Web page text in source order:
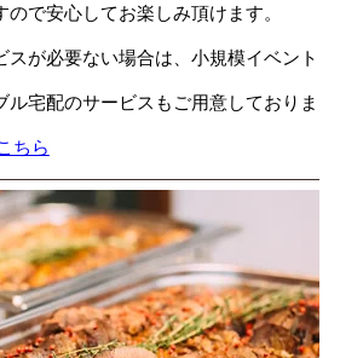
ので安心してお楽しみ頂けます。
が必要ない場合は、小規模イベント
ル宅配のサービスもご用意しておりま
ちら